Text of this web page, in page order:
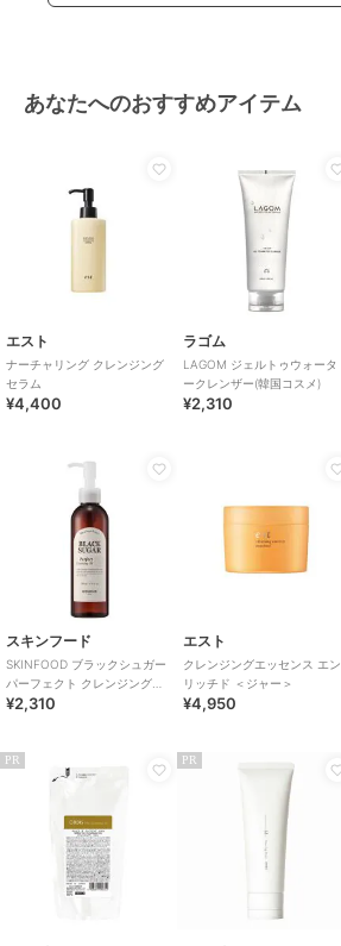
あなたへのおすすめアイテム
エスト
ナーチャリング クレンジング
セラム
¥4,400
ラゴム
LAGOM ジェルトゥウォータ
ークレンザー(韓国コスメ)
¥2,310
スキンフード
SKINFOOD ブラックシュガー
パーフェクト クレンジングオ
イル(韓国コスメ)
¥2,310
エスト
クレンジングエッセンス エン
リッチド ＜ジャー＞
¥4,950
PR PR